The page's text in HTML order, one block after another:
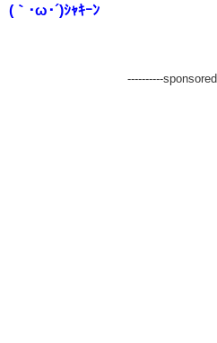
(｀･ω･´)ｼｬｷｰﾝ
----------